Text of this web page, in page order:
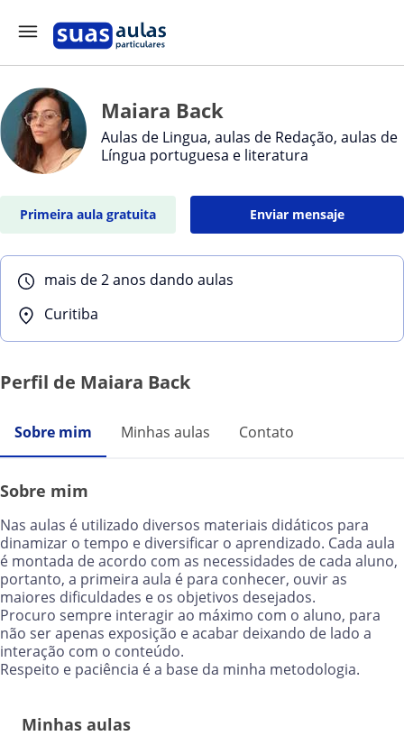
Maiara Back
Aulas de Lingua, aulas de Redação, aulas de
Língua portuguesa e literatura
Primeira aula gratuita Enviar mensaje
mais de 2 anos dando aulas
Curitiba
Perfil de Maiara Back
Sobre mim Minhas aulas Contato
Sobre mim
Nas aulas é utilizado diversos materiais didáticos para
dinamizar o tempo e diversificar o aprendizado. Cada aula
é montada de acordo com as necessidades de cada aluno,
portanto, a primeira aula é para conhecer, ouvir as
maiores dificuldades e os objetivos desejados.
Procuro sempre interagir ao máximo com o aluno, para
não ser apenas exposição e acabar deixando de lado a
interação com o conteúdo.
Respeito e paciência é a base da minha metodologia.
Minhas aulas